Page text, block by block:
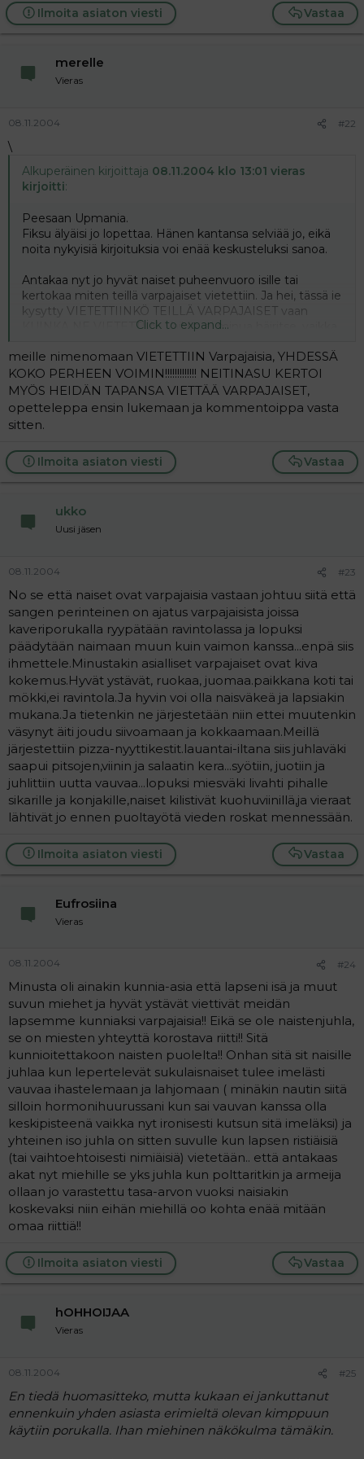
Vastaa
Ilmoita asiaton viesti
merelle
Vieras
08.11.2004 #22
\
Alkuperäinen kirjoittaja 08.11.2004 klo 13:01 vieras
kirjoitti:
Peesaan Upmania.
Fiksu älyäisi jo lopettaa. Hänen kantansa selviää jo, eikä
noita nykyisiä kirjoituksia voi enää keskusteluksi sanoa.
Antakaa nyt jo hyvät naiset puheenvuoro isille tai
kertokaa miten teillä varpajaiset vietettiin. Ja hei, tässä ie
kysytty VIETETTIINKÖ TEILLÄ VARPAJAISET vaan
KUINKA NE VIETETTIIN. Vaikka ei minua häiritse, vaikka
siihen samaan ei sotkittasi arvosteluja ja mollaamisia
isistä jotka varpajaisensa viettävät. Kun lopultakaan se,
viettääkö varpajaiset ei hirveän paljon kerro siitä onko isä
itsekeskeinen vai ei, onko isä hyvä vai ei... nämä jutut on
aika syvältä.
Click to expand...
meille nimenomaan VIETETTIIN Varpajaisia, YHDESSÄ
KOKO PERHEEN VOIMIN!!!!!!!!!!!!! NEITINASU KERTOI
MYÖS HEIDÄN TAPANSA VIETTÄÄ VARPAJAISET,
opetteleppa ensin lukemaan ja kommentoippa vasta
sitten.
Vastaa
Ilmoita asiaton viesti
ukko
Uusi jäsen
08.11.2004 #23
No se että naiset ovat varpajaisia vastaan johtuu siitä että
sangen perinteinen on ajatus varpajaisista joissa
kaveriporukalla ryypätään ravintolassa ja lopuksi
päädytään naimaan muun kuin vaimon kanssa...enpä siis
ihmettele.Minustakin asialliset varpajaiset ovat kiva
kokemus.Hyvät ystävät, ruokaa, juomaa.paikkana koti tai
mökki,ei ravintola.Ja hyvin voi olla naisväkeä ja lapsiakin
mukana.Ja tietenkin ne järjestetään niin ettei muutenkin
väsynyt äiti joudu siivoamaan ja kokkaamaan.Meillä
järjestettiin pizza-nyyttikestit.lauantai-iltana siis juhlaväki
saapui pitsojen,viinin ja salaatin kera...syötiin, juotiin ja
juhlittiin uutta vauvaa...lopuksi miesväki livahti pihalle
sikarille ja konjakille,naiset kilistivät kuohuviinillä,ja vieraat
lähtivät jo ennen puoltayötä vieden roskat mennessään.
Vastaa
Ilmoita asiaton viesti
Eufrosiina
Vieras
08.11.2004 #24
Minusta oli ainakin kunnia-asia että lapseni isä ja muut
suvun miehet ja hyvät ystävät viettivät meidän
lapsemme kunniaksi varpajaisia!! Eikä se ole naistenjuhla,
se on miesten yhteyttä korostava riitti!! Sitä
kunnioitettakoon naisten puolelta!! Onhan sitä sit naisille
juhlaa kun lepertelevät sukulaisnaiset tulee imelästi
vauvaa ihastelemaan ja lahjomaan ( minäkin nautin siitä
silloin hormonihuurussani kun sai vauvan kanssa olla
keskipisteenä vaikka nyt ironisesti kutsun sitä imeläksi) ja
yhteinen iso juhla on sitten suvulle kun lapsen ristiäisiä
(tai vaihtoehtoisesti nimiäisiä) vietetään.. että antakaas
akat nyt miehille se yks juhla kun polttaritkin ja armeija
ollaan jo varastettu tasa-arvon vuoksi naisiakin
koskevaksi niin eihän miehillä oo kohta enää mitään
omaa riittiä!!
Vastaa
Ilmoita asiaton viesti
hOHHOIJAA
Vieras
08.11.2004 #25
En tiedä huomasitteko, mutta kukaan ei jankuttanut
ennenkuin yhden asiasta erimieltä olevan kimppuun
käytiin porukalla. Ihan miehinen näkökulma tämäkin.